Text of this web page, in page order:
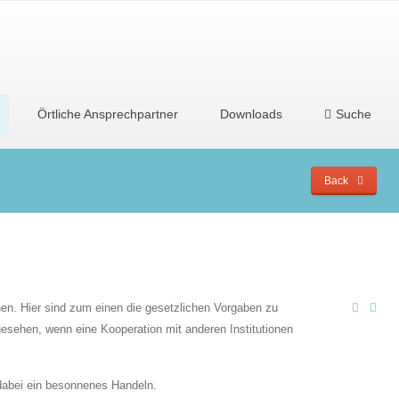
Örtliche Ansprechpartner Downloads Suche
Back
Hier sind zum einen die gesetzlichen Vorgaben zu
wenn eine Kooperation mit anderen Institutionen
ein besonnenes Handeln.